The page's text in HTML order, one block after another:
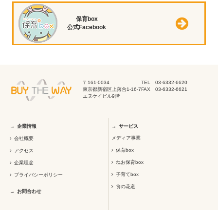
保育box
公式Facebook
〒161-0034
東京都新宿区上落合1-16-7
エヌケイビル9階
TEL 03-6332-6620
FAX 03-6332-6621
企業情報
会社概要
アクセス
企業理念
プライバシーポリシー
お問合わせ
サービス
メディア事業
保育box
ねお保育box
子育てbox
食の花道